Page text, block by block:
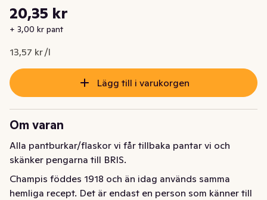
Nuvarande pris är: 20,35 kr
20,35 kr
+ 3,00 kr pant
13,57 kr /l
Styckpris: 13,57 kr /l
Lägg till i varukorgen
Om varan
Alla pantburkar/flaskor vi får tillbaka pantar vi och
skänker pengarna till BRIS.
Champis föddes 1918 och än idag används samma
hemliga recept. Det är endast en person som känner till